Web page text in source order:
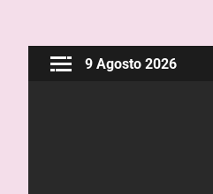
9 Agosto 2026